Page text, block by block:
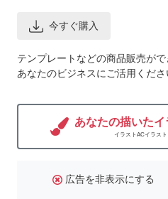
今すぐ購入
テンプレートなどの商品販売がで
あなたのビジネスにご活用くださ
あなたの描いた
イラストACイラス
広告を非表示にする